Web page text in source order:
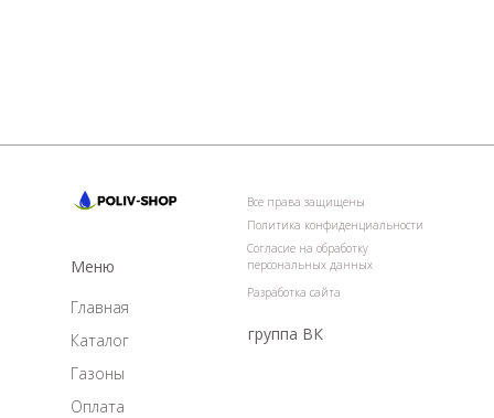
Главная
Все права защищены
Политика конфиденциальности
Разработка сайта
Согласие на обработку
персональных данных
Каталог
Газоны
Оплата
Меню
группа ВК